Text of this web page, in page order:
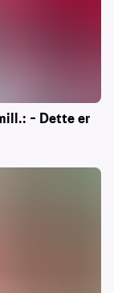
– Dette er